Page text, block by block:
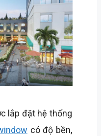
lắp đặt hệ thống
có độ bền,